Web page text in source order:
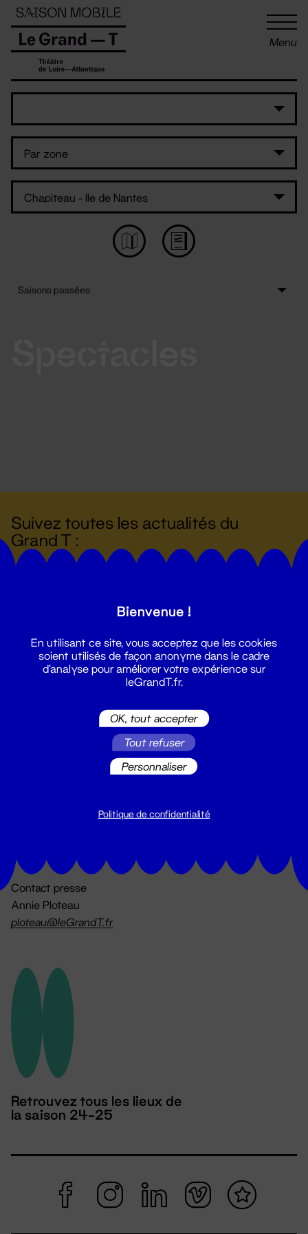
Menu
Suivez toutes les actualités du
Grand T :
billetterie@leGrandT.fr
Du lundi au vendredi 14h → 18h
Contact presse
Annie Ploteau
ploteau@leGrandT.fr
Retrouvez tous les lieux de
la saison 24-25
Panneau de gestion des cookies
Bienvenue !
En utilisant ce site, vous acceptez que les cookies
soient utilisés de façon anonyme dans le cadre
d'analyse pour améliorer votre expérience sur
leGrandT.fr.
OK, tout accepter
Tout refuser
Personnaliser
Politique de confidentialité